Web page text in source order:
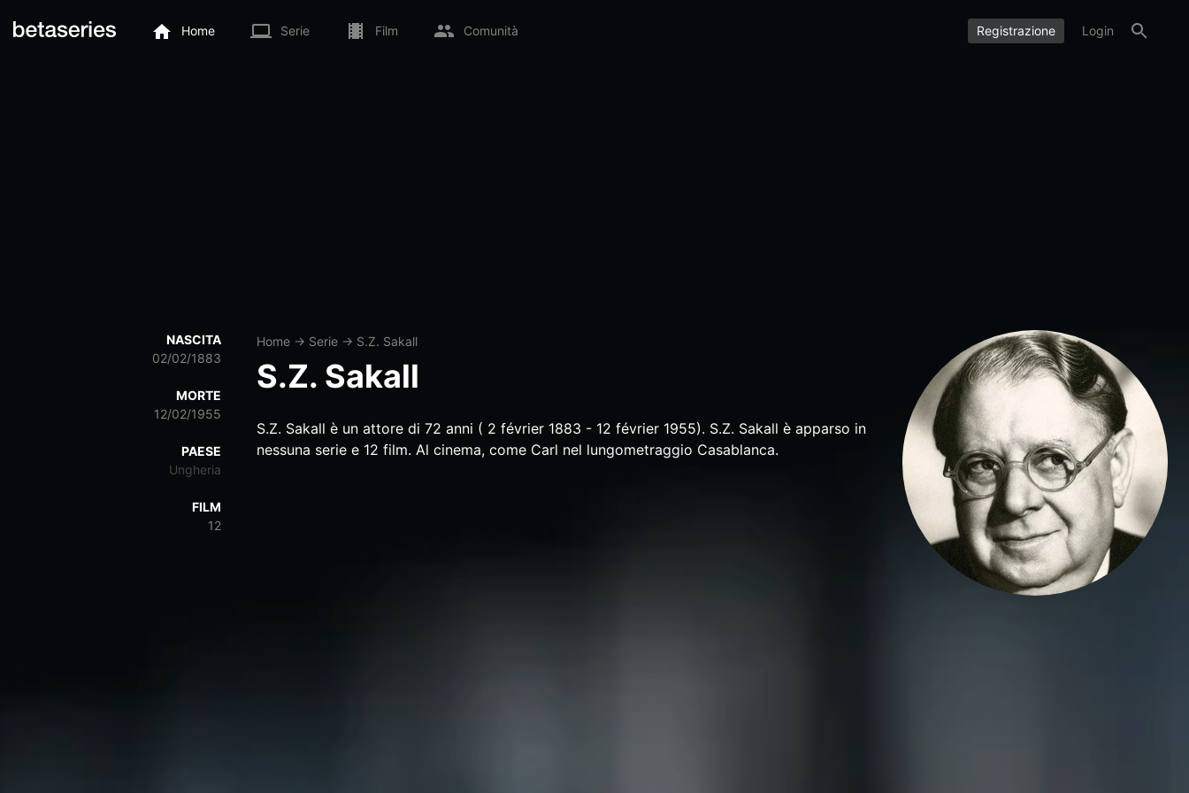
Home Serie Film Comunità Registrazione Login
NASCITA
02/02/1883
MORTE
12/02/1955
PAESE
Ungheria
FILM
12
Home → Serie → S.Z. Sakall
S.Z. Sakall
S.Z. Sakall è un attore di 72 anni ( 2 février 1883 - 12 février 1955). S.Z. Sakall è apparso in
nessuna serie e 12 film. Al cinema, come Carl nel lungometraggio Casablanca.